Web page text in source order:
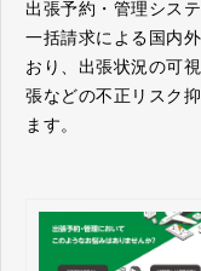
出張予約・管理シス
一括請求による国内
おり、出張状況の可
張などの不正リスク
ます。